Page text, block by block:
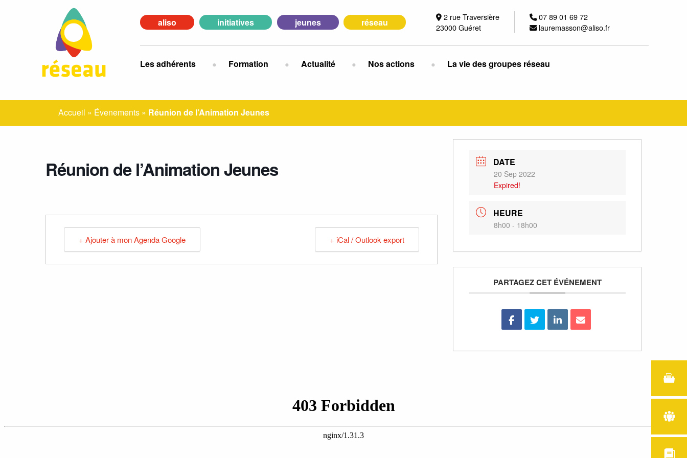
aliso initiatives jeunes réseau
2 rue Traversière
23000 Guéret
07 89 01 69 72
lauremasson@aliso.fr
Les adhérents Formation Actualité Nos actions La vie des groupes réseau
Accueil » Évenements » Réunion de l’Animation Jeunes
Réunion de l’Animation Jeunes
+ Ajouter à mon Agenda Google + iCal / Outlook export
DATE
20 Sep 2022
Expired!
HEURE
8h00 - 18h00
PARTAGEZ CET ÉVÉNEMENT